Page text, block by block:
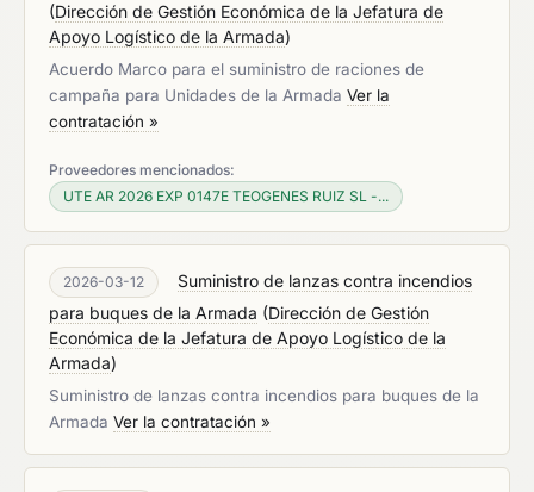
(Dirección de Gestión Económica de la Jefatura de
Apoyo Logístico de la Armada)
Acuerdo Marco para el suministro de raciones de
campaña para Unidades de la Armada Ver la
contratación »
Proveedores mencionados:
UTE AR 2026 EXP 0147E TEOGENES RUIZ SL -...
2026-03-12
Suministro de lanzas contra incendios
para buques de la Armada (Dirección de Gestión
Económica de la Jefatura de Apoyo Logístico de la
Armada)
Suministro de lanzas contra incendios para buques de la
Armada Ver la contratación »